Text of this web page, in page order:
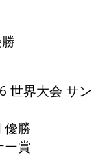
世界大会 サン
優勝
ー賞